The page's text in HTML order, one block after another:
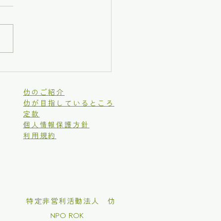
味わう・虫沢の里芋
会】仂のご紹介
仂が目指しているところ
定款
個人情報保護方針
利用規約
​特定非営利活動法人 仂
NPO ROK